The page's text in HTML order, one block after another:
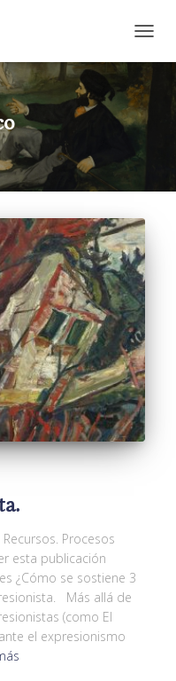
Procesos
esta publicación
¿Cómo se sostiene 3
Más allá de
(como El
el expresionismo